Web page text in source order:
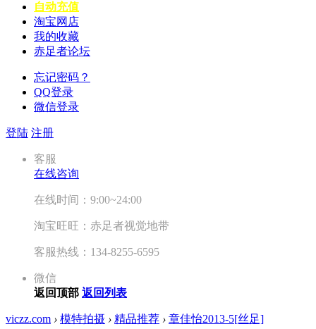
自动充值
淘宝网店
我的收藏
赤足者论坛
忘记密码？
QQ登录
微信登录
登陆 注册
客服
在线咨询
在线时间：9:00~24:00
淘宝旺旺：赤足者视觉地带
客服热线：134-8255-6595
微信
返回顶部 返回列表
viczz.com › 模特拍摄 › 精品推荐 › 章佳怡2013-5[丝足]